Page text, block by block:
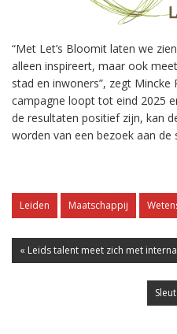
“Met Let’s Bloomit laten we
alleen inspireert, maar ook
stad en inwoners”, zegt
campagne loopt tot eind 2025
de resultaten positief zijn, kan
worden van een bezoek aan de
Leiden Maatschappij
« Leids talent meet zich met